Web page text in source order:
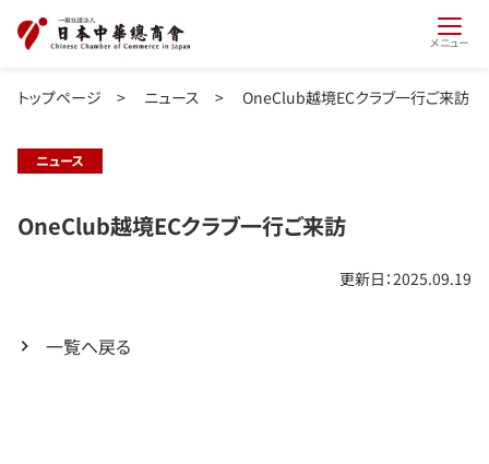
メニュー
トップページ > ニュース > OneClub越境ECクラブ一行ご来訪
ニュース
OneClub越境ECクラブ一行ご来訪
更新日：2025.09.19
一覧へ戻る